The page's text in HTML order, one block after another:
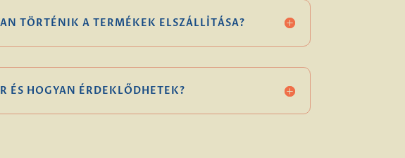
TÖRTÉNIK A TERMÉKEK ELSZÁLLÍTÁSA?
ÉS HOGYAN ÉRDEKLŐDHETEK?